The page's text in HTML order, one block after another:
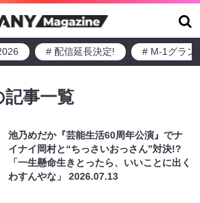
# 配信延長決定! # M-1グラン
事一覧
池乃めだか『芸能生活60周年公演』でナ
イナイ岡村と“ちっさいおっさん”対決!?
「一生懸命生きとったら、いいことに出く
わすんやな」2026.07.13